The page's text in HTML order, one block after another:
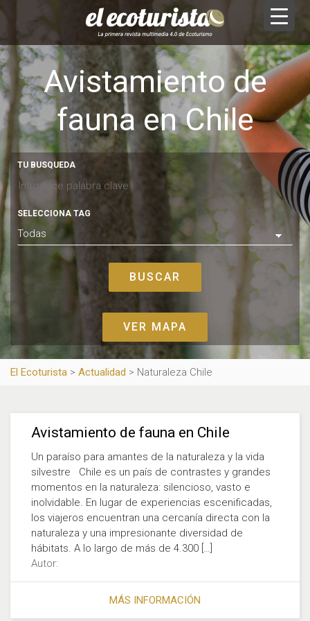
Avistamiento de
fauna en Chile
TU BUSQUEDA
SELECCIONA TAG
VER MAPA
El Ecoturista > Actualidad > Naturaleza Chile
Avistamiento de fauna en Chile
Un paraíso para amantes de la naturaleza y la vida
silvestre Chile es un país de contrastes y grandes
momentos en la naturaleza: silencioso, vasto e
inolvidable. En lugar de experiencias escenificadas,
los viajeros encuentran una cercanía directa con la
naturaleza y una impresionante diversidad de
hábitats. A lo largo de más de 4.300 […]
Autor:
MÁS INFORMACIÓN